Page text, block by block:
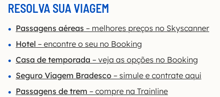
RESOLVA SUA VIAGEM
Passagens aéreas – melhores preços no Skyscanner
Hotel – encontre o seu no Booking
Casa de temporada – veja as opções no Booking
Seguro Viagem Bradesco – simule e contrate aqui
Passagens de trem – compre na Trainline